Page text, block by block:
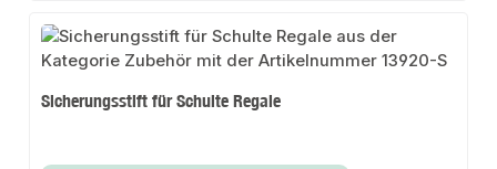
Sicherungsstift für Schulte Regale